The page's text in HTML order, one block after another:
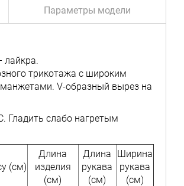
Параметры модели
лайкра.
трикотажа с широким
V-образный вырез на
Гладить слабо нагретым
(см)
Длина
изделия
(см)
Длина
рукава
(см)
Ширина
рукава
(см)